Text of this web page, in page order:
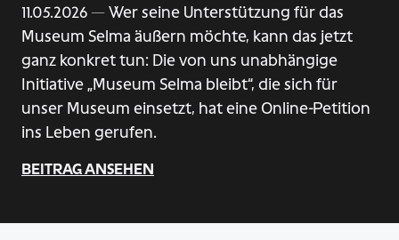
11.05.2026 — Wer seine Unterstützung für das
Museum Selma äußern möchte, kann das jetzt
ganz konkret tun: Die von uns unabhängige
Initiative „Museum Selma bleibt“, die sich für
unser Museum einsetzt, hat eine Online-Petition
ins Leben gerufen.
BEITRAG ANSEHEN